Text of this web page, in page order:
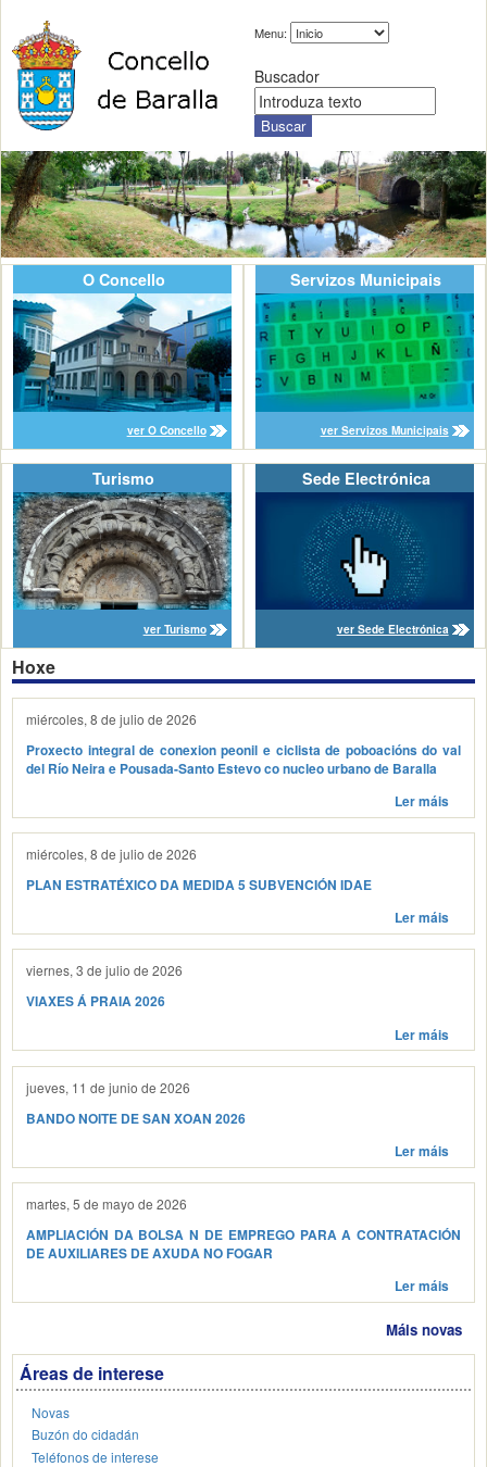
Menu:
Buscador
O Concello
ver O Concello
Servizos Municipais
ver Servizos Municipais
Turismo
ver Turismo
Sede Electrónica
ver Sede Electrónica
Hoxe
miércoles, 8 de julio de 2026
Proxecto integral de conexion peonil e ciclista de poboacións do val
del Río Neira e Pousada-Santo Estevo co nucleo urbano de Baralla
Ler máis
miércoles, 8 de julio de 2026
PLAN ESTRATÉXICO DA MEDIDA 5 SUBVENCIÓN IDAE
Ler máis
viernes, 3 de julio de 2026
VIAXES Á PRAIA 2026
Ler máis
jueves, 11 de junio de 2026
BANDO NOITE DE SAN XOAN 2026
Ler máis
martes, 5 de mayo de 2026
AMPLIACIÓN DA BOLSA N DE EMPREGO PARA A CONTRATACIÓN
DE AUXILIARES DE AXUDA NO FOGAR
Ler máis
Máis novas
Áreas de interese
Novas
Buzón do cidadán
Teléfonos de interese